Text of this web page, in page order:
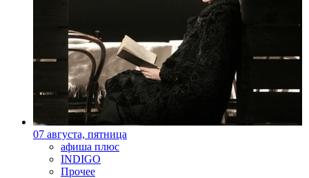
07 августа, пятница
афиша плюс
INDIGO
Прочее